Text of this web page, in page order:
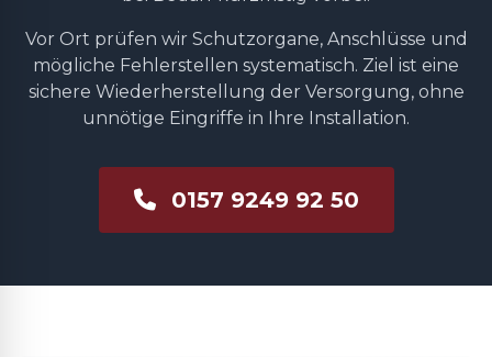
Vor Ort prüfen wir Schutzorgane, Anschlüsse und
mögliche Fehlerstellen systematisch. Ziel ist eine
sichere Wiederherstellung der Versorgung, ohne
unnötige Eingriffe in Ihre Installation.
0157 9249 92 50